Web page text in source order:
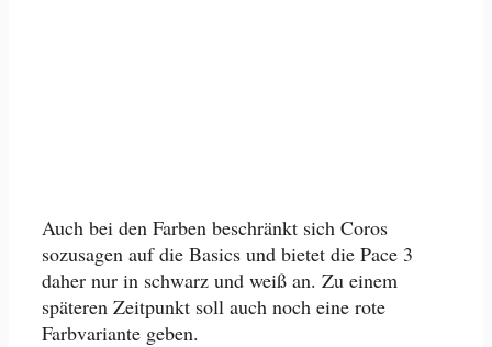
Auch bei den Farben beschränkt sich Coros
sozusagen auf die Basics und bietet die Pace 3
daher nur in schwarz und weiß an. Zu einem
späteren Zeitpunkt soll auch noch eine rote
Farbvariante geben.